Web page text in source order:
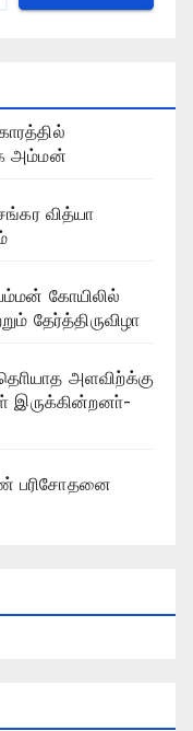
அம்மன்
வித்யா
கோயிலில்
தேர்த்திருவிழா
தொியாத அளவிற்க்கு
பரிசோதனை